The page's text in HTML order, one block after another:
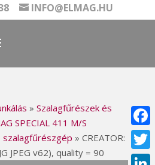
INFO@ELMAG.HU
» Szalagfűrészek és
SPECIAL 411 M/S
» CREATOR:
JPEG v62), quality = 90